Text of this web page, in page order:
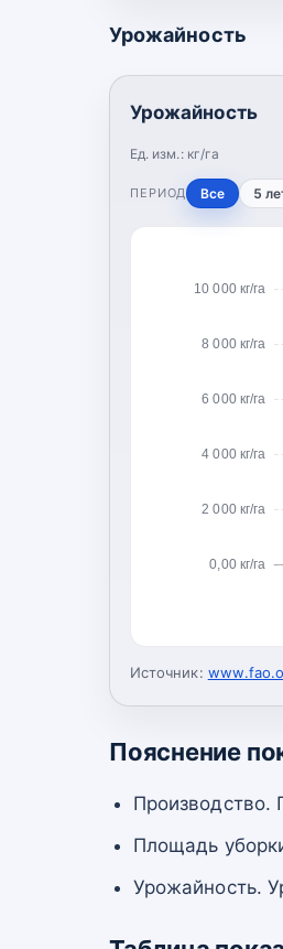
Урожайность
Урожайность
Ед. изм.: кг/га
ПЕРИОД Все 5
0,00 кг/га
2 000 кг/га
4 000 кг/га
6 000 кг/га
8 000 кг/га
10 000 кг/га
Источник:
Пояснение
Производство.
Площадь
Урожайность.